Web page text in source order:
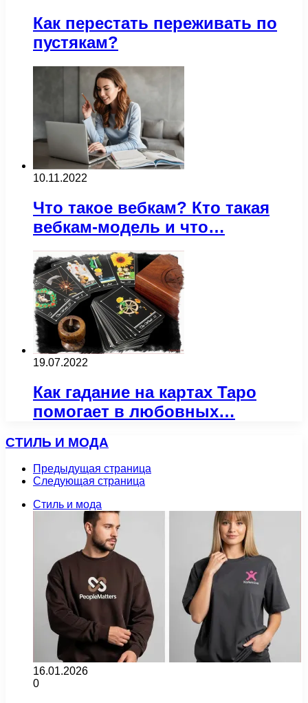
Как перестать переживать по
пустякам?
10.11.2022
Что такое вебкам? Кто такая
вебкам-модель и что…
19.07.2022
Как гадание на картах Таро
помогает в любовных…
СТИЛЬ И МОДА
Предыдущая страница
Следующая страница
Стиль и мода
16.01.2026
0